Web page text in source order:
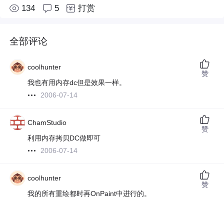
134 5 打赏
全部评论
coolhunter
我也有用内存dc但是效果一样。
2006-07-14
赞
ChamStudio
利用内存拷贝DC做即可
2006-07-14
赞
coolhunter
我的所有重绘都时再OnPaint中进行的。
赞